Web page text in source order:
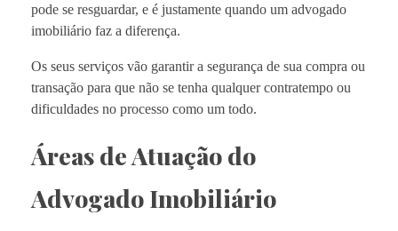
pode se resguardar, e é justamente quando um advogado
imobiliário faz a diferença.
Os seus serviços vão garantir a segurança de sua compra ou
transação para que não se tenha qualquer contratempo ou
dificuldades no processo como um todo.
Áreas de Atuação do
Advogado Imobiliário